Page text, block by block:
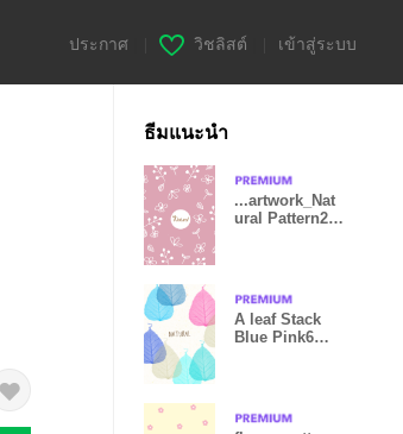
ประกาศ วิชลิสต์ เข้าสู่ระบบ
ธีมแนะนำ
...artwork_Nat
ural Pattern2
A leaf Stack
Blue Pink6